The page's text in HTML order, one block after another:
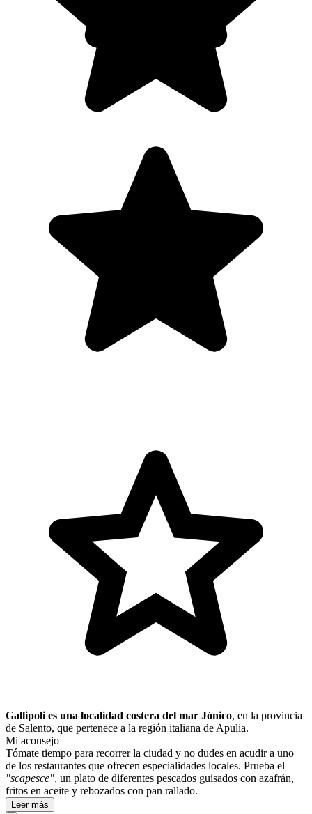
Gallipoli es una localidad costera del mar Jónico, en la provincia
de Salento, que pertenece a la región italiana de Apulia.
Mi aconsejo
Tómate tiempo para recorrer la ciudad y no dudes en acudir a uno
de los restaurantes que ofrecen especialidades locales. Prueba el
"scapesce", un plato de ​diferentes ​pescados guisados con azafrán,
fritos en aceite y rebozados con pan rallado.
Leer más